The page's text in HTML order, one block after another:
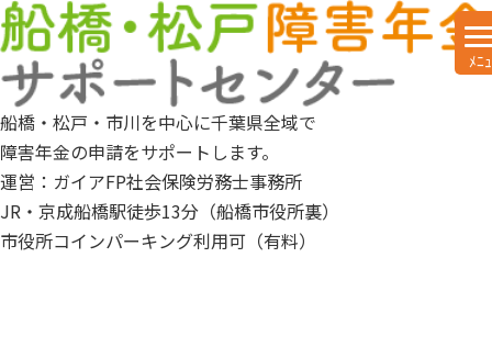
船橋・松戸・市川を中心に千葉県全域で
障害年金の申請をサポートします。
運営：ガイアFP社会保険労務士事務所
JR・京成船橋駅徒歩13分（船橋市役所裏）
市役所コインパーキング利用可（有料）